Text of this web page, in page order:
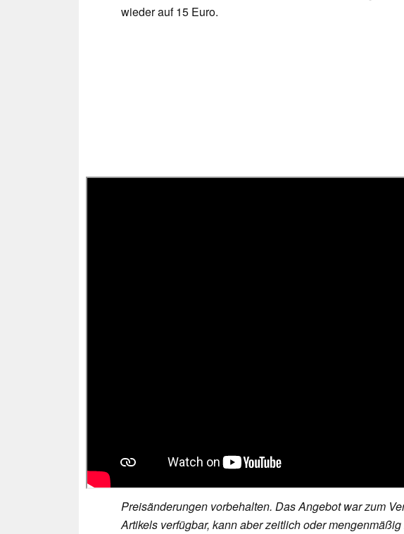
wieder auf 15 Euro.
Preisänderungen vorbehalten. Das Angebot war zum
Artikels verfügbar, kann aber zeitlich oder